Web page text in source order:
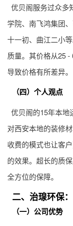
优贝阁服务过众多
学院、南飞鸿集团
十一初、曲江二小
质量。其价格从25
导致价格有所差异。
（四）个人观点
优贝阁的15年本地
对西安本地的装修
收费的模式也让客
的效果。超长的质
全方位的保障。
二、治瑔环保
（一）公司优势